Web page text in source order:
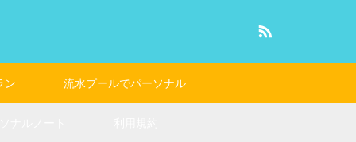
ン 流水プールでパーソナル